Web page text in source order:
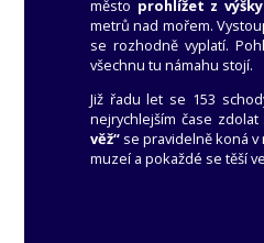
město prohlížet z
metrů nad mořem.
se rozhodně vyplatí.
všechnu tu námahu stojí.
Již řadu let se 153
nejrychlejším čase zdolat
věž“se pravidelně koná v
muzeí a pokaždé se těší